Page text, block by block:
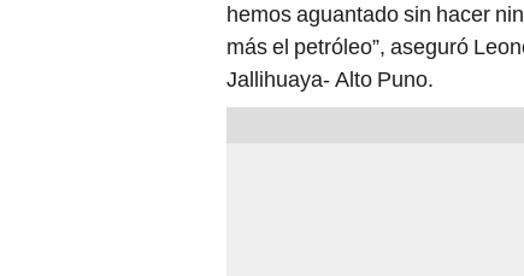
hemos aguantado sin hacer
más el petróleo”, aseguró
Jallihuaya- Alto Puno.